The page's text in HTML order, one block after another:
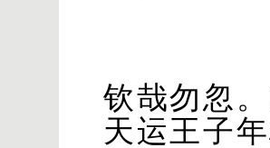
钦哉勿忽
天运王子